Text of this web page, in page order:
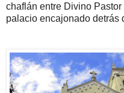
chaflán entre Divino
palacio encajonado detrás